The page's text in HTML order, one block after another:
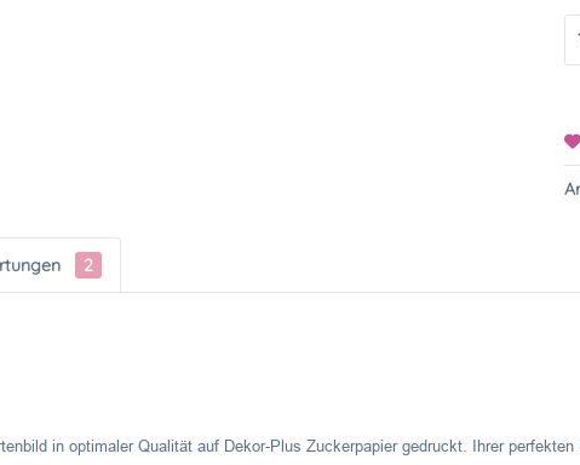
2
in optimaler Qualität auf Dekor-Plus Zuckerpapier gedruckt. Ihrer